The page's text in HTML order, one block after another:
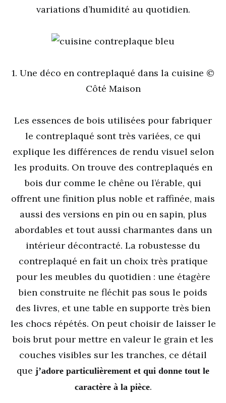
variations d’humidité au quotidien.
1. Une déco en contreplaqué dans la cuisine ©
Côté Maison
Les essences de bois utilisées pour fabriquer
le contreplaqué sont très variées, ce qui
explique les différences de rendu visuel selon
les produits. On trouve des contreplaqués en
bois dur comme le chêne ou l’érable, qui
offrent une finition plus noble et raffinée, mais
aussi des versions en pin ou en sapin, plus
abordables et tout aussi charmantes dans un
intérieur décontracté. La robustesse du
contreplaqué en fait un choix très pratique
pour les meubles du quotidien : une étagère
bien construite ne fléchit pas sous le poids
des livres, et une table en supporte très bien
les chocs répétés. On peut choisir de laisser le
bois brut pour mettre en valeur le grain et les
couches visibles sur les tranches, ce détail
que j’adore particulièrement et qui donne tout le
caractère à la pièce.